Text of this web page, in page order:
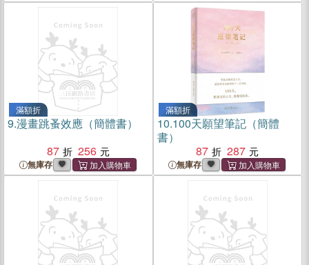
滿額折
9.漫畫跳蚤效應（簡體書）
87
256
無庫存
滿額折
10.100天願望筆記（簡體
書）
87
287
無庫存